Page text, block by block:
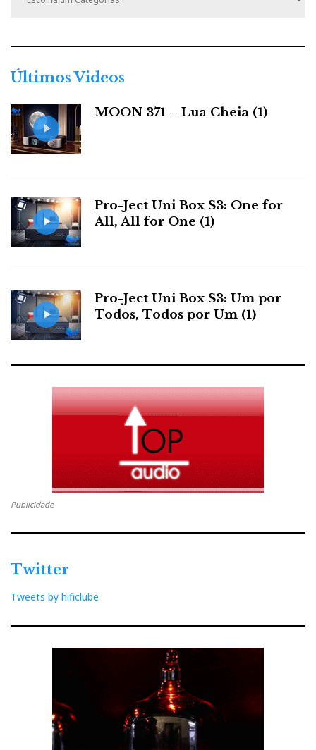
r
i
s
Últimos Videos
MOON 371 – Lua Cheia (1)
Pro-Ject Uni Box S3: One for
All, All for One (1)
Pro-Ject Uni Box S3: Um por
Todos, Todos por Um (1)
Publicidade
Twitter
Tweets by hificlube